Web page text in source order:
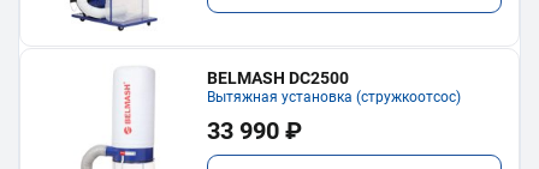
BELMASH DC2500
Вытяжная установка (стружкоотсос)
33 990 ₽